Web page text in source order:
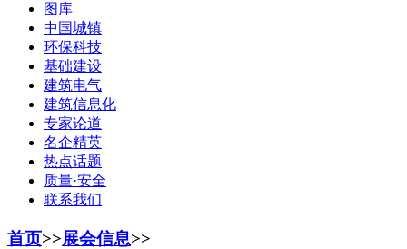
图库
中国城镇
环保科技
基础建设
建筑电气
建筑信息化
专家论道
名企精英
热点话题
质量·安全
联系我们
首页>>展会信息>>